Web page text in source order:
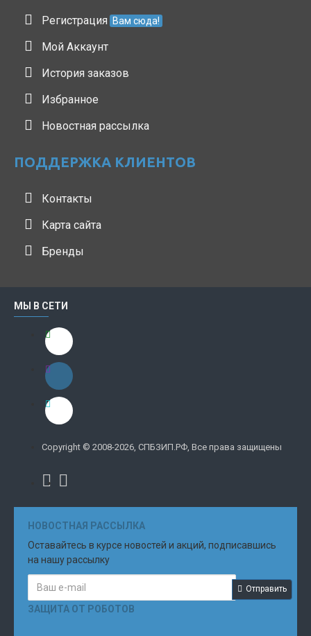
Регистрация Вам сюда!
Мой Аккаунт
История заказов
Избранное
Новостная рассылка
ПОДДЕРЖКА КЛИЕНТОВ
Контакты
Карта сайта
Бренды
МЫ В СЕТИ
Copyright © 2008-2026, СПБЗИП.РФ, Все права защищены
НОВОСТНАЯ РАССЫЛКА
Оставайтесь в курсе новостей и акций, подписавшись
на нашу рассылку
Отправить
ЗАЩИТА ОТ РОБОТОВ